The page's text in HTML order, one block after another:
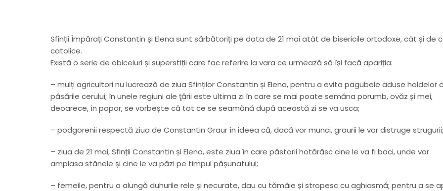
Sfinții Împărați Constantin și Elena sunt sărbătoriți pe data de 21 mai atât de bisericile ortodoxe, cât și de
catolice.
Există o serie de obiceiuri și superstiții care fac referire la vara ce urmează să își facă apariția:
– mulți agricultori nu lucrează de ziua Sfinților Constantin și Elena, pentru a evita pagubele aduse holdelor
păsările cerului; în unele regiuni ale ţării este ultima zi în care se mai poate semăna porumb, ovăz și mei,
deoarece, în popor, se vorbește că tot ce se seamănă după această zi se va usca;
– podgorenii respectă ziua de Constantin Graur în ideea că, dacă vor munci, graurii le vor distruge strugurii;
– ziua de 21 mai, Sfinții Constantin și Elena, este ziua în care păstorii hotărăsc cine le va fi baci, unde vor
amplasa stânele și cine le va păzi pe timpul pășunatului;
– femeile, pentru a alungă duhurile rele și necurate, dau cu tămâie și stropesc cu aghiasmă; pentru a se